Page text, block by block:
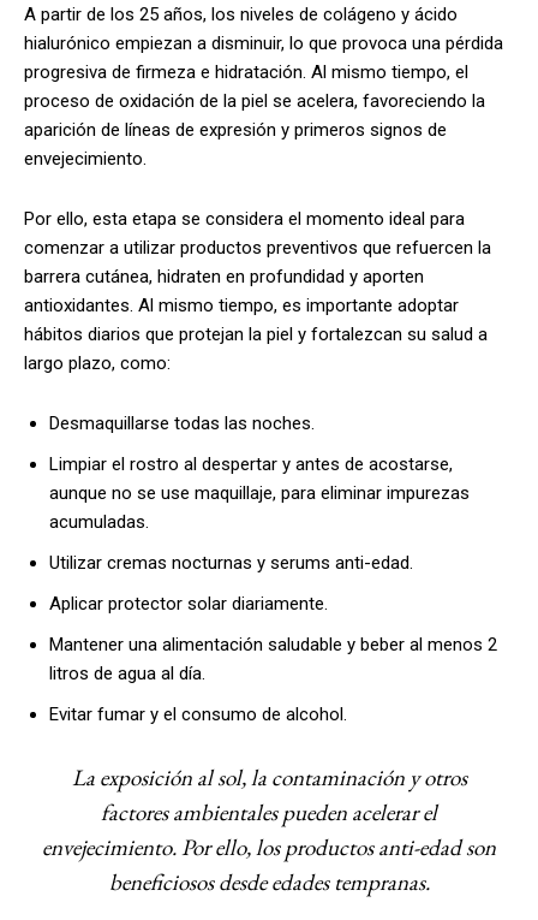
A partir de los 25 años, los niveles de colágeno y ácido
hialurónico empiezan a disminuir, lo que provoca una pérdida
progresiva de firmeza e hidratación. Al mismo tiempo, el
proceso de oxidación de la piel se acelera, favoreciendo la
aparición de líneas de expresión y primeros signos de
envejecimiento.
Por ello, esta etapa se considera el momento ideal para
comenzar a utilizar productos preventivos que refuercen la
barrera cutánea, hidraten en profundidad y aporten
antioxidantes. Al mismo tiempo, es importante adoptar
hábitos diarios que protejan la piel y fortalezcan su salud a
largo plazo, como:
Desmaquillarse todas las noches.
Limpiar el rostro al despertar y antes de acostarse,
aunque no se use maquillaje, para eliminar impurezas
acumuladas.
Utilizar cremas nocturnas y serums anti-edad.
Aplicar protector solar diariamente.
Mantener una alimentación saludable y beber al menos 2
litros de agua al día.
Evitar fumar y el consumo de alcohol.
La exposición al sol, la contaminación y otros
factores ambientales pueden acelerar el
envejecimiento. Por ello, los productos anti-edad son
beneficiosos desde edades tempranas.